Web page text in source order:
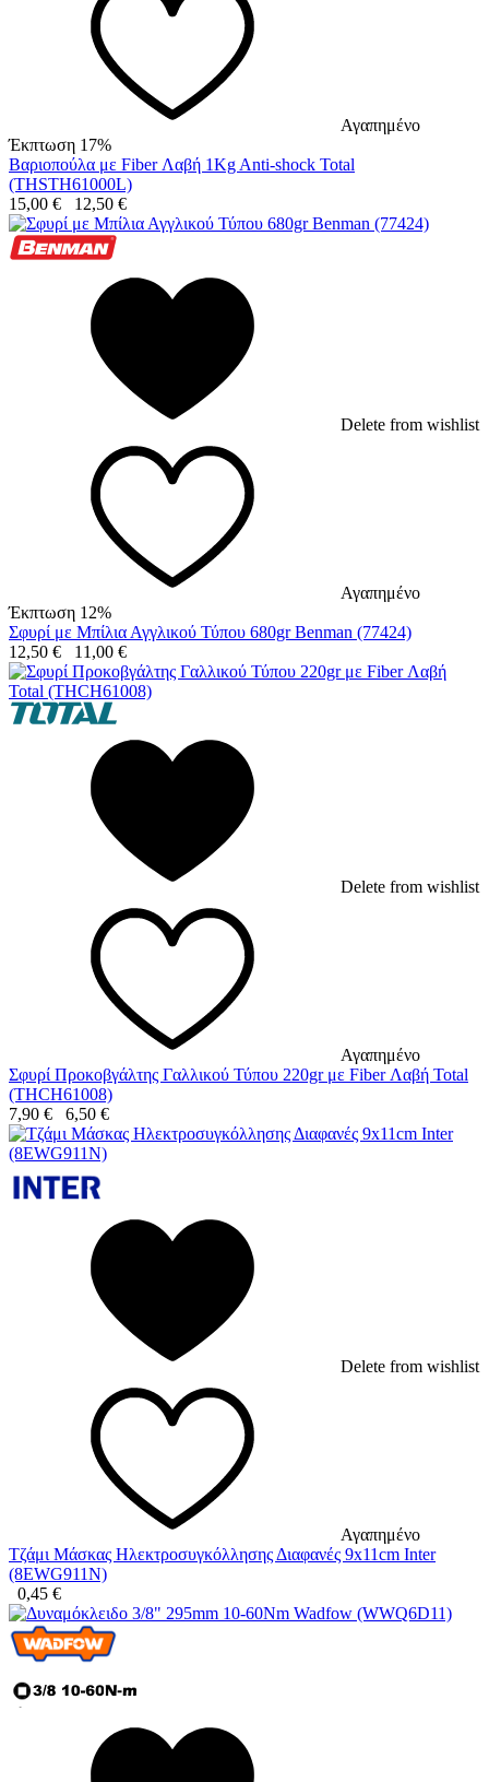
Αγαπημένο
Έκπτωση 17%
Βαριοπούλα με Fiber Λαβή 1Kg Anti-shock Total
(THSTH61000L)
15,00 € 12,50 €
Delete from wishlist
Αγαπημένο
Έκπτωση 12%
Σφυρί με Μπίλια Αγγλικού Τύπου 680gr Benman (77424)
12,50 € 11,00 €
Delete from wishlist
Αγαπημένο
Σφυρί Προκοβγάλτης Γαλλικού Τύπου 220gr με Fiber Λαβή Total
(THCH61008)
7,90 € 6,50 €
Delete from wishlist
Αγαπημένο
Τζάμι Μάσκας Ηλεκτροσυγκόλλησης Διαφανές 9x11cm Inter
(8EWG911N)
0,45 €